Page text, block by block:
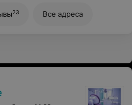
23 Все адреса